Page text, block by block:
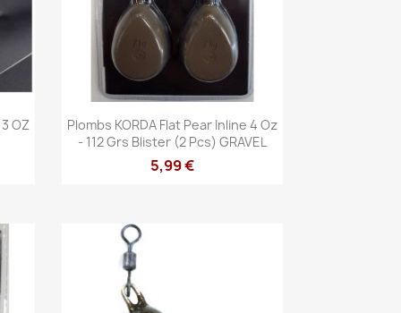
OZ
Aperçu rapide
Plombs KORDA Flat Pear Inline 4 Oz
- 112 Grs Blister (2 Pcs) GRAVEL
5,99 €